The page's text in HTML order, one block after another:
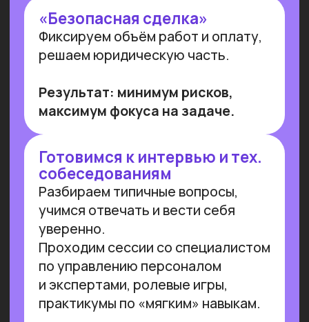
Работа с умом: каков потенциал
генеративного ИИ для роста
производительности в России
Потенциальная ежегодная экономия
от внедрения генеративного ИИ
(генИИ, GenAI) в российской экономике
может достичь 10,8 трлн рублей к 2030
году, при этом ни одна из профессий